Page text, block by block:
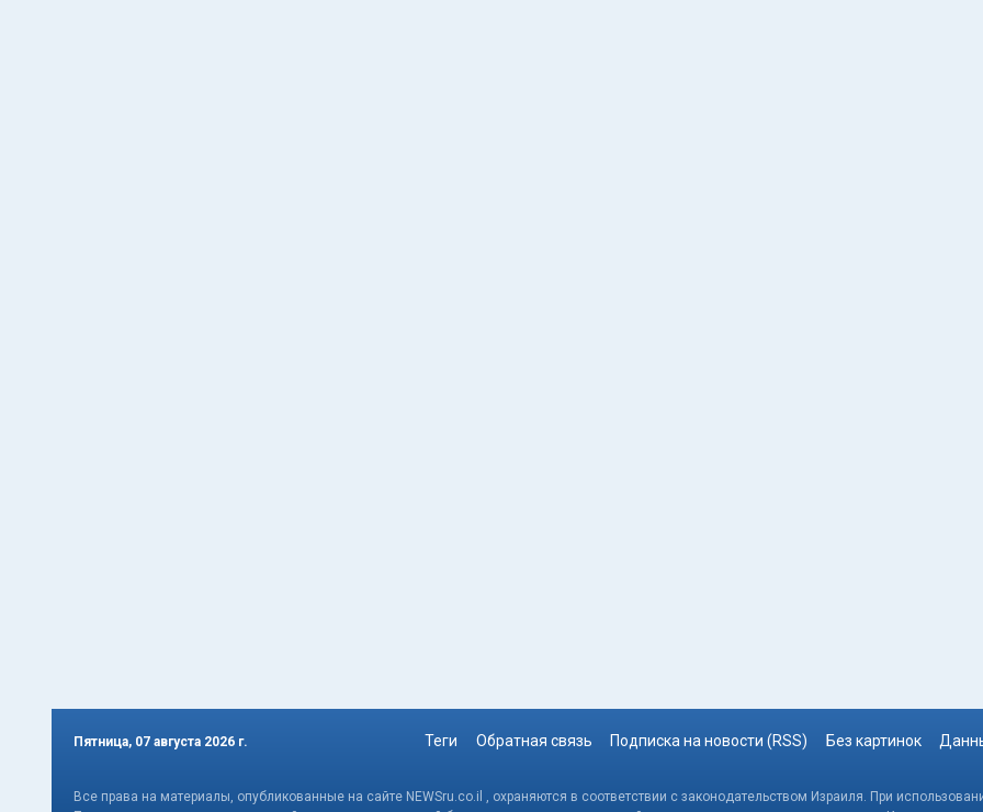
Пятница, 07 августа 2026 г. Теги Обратная связь Подписка на новости (RSS) Без картинок
Все права на материалы, опубликованные на сайте NEWSru.co.il , охраняются в соответствии с законодательством Израиля. При